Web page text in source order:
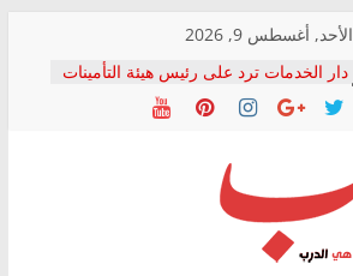
الأحد, أغسطس 9, 2026
دار الخدمات ترد على رئيس هيئة التأمينات
بعد مؤتمره الصحفي: إنكار الأزمة لا ينهي
معاناة أصحاب المعاشات.. ونطالب بكشف
فرحات سليمان يكتب: القطاع الصحي إلى
أين؟
حزب التحالف الشعبي يطلق لجنة “الحق
في الصحة” بالإسكندرية لرصد الانتهاكات
ودعم المرضى